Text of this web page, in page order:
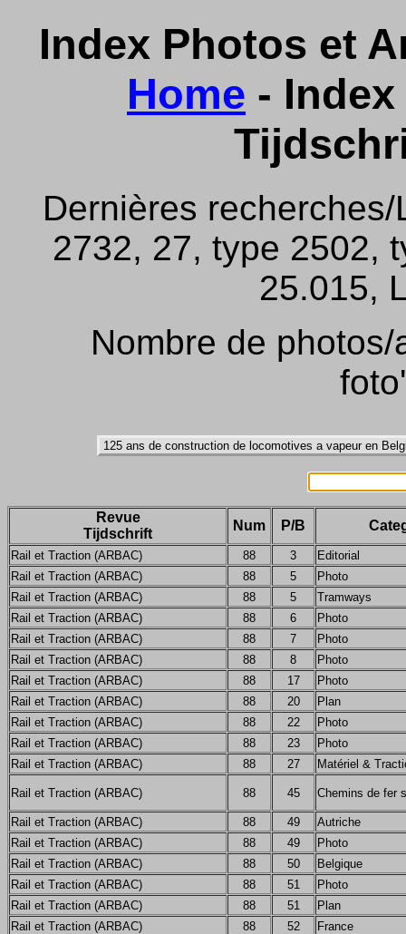
Index Photos et
Home -
Dernières
2732, 27, type 2502,
25.015,
Nombre de
Revue
Tijdschrift
Num P/B
Rail et Traction (ARBAC) 88 3
Editorial
Rail et Traction (ARBAC)
88 5
Photo
Rail et Traction (ARBAC)
88 5
Tramways
Rail et Traction (ARBAC)
88 6
Photo
Rail et Traction (ARBAC)
88 7
Photo
Rail et Traction (ARBAC)
88 8
Photo
Rail et Traction (ARBAC)
88 17
Photo
Rail et Traction (ARBAC)
88 20
Plan
Rail et Traction (ARBAC)
88 22
Photo
Rail et Traction (ARBAC)
88 23
Photo
Rail et Traction (ARBAC)
88 27 Matériel &
Rail et Traction (ARBAC) 88 45 Chemins de fer
Rail et Traction (ARBAC) 88 49
Autriche
Rail et Traction (ARBAC)
88 49
Photo
Rail et Traction (ARBAC)
88 50
Belgique
Rail et Traction (ARBAC)
88 51
Photo
Rail et Traction (ARBAC)
88 51
Plan
Rail et Traction (ARBAC)
88 52
France